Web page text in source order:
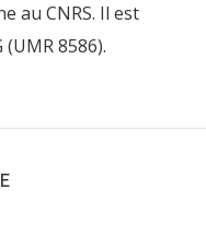
au CNRS. Il est
8586).